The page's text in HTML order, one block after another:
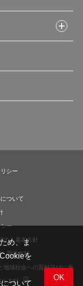
シー
ついて
ー
する基本方針
調達方針
地域社会への貢献並びに雇
方針
め、ま
を
ついて
OK